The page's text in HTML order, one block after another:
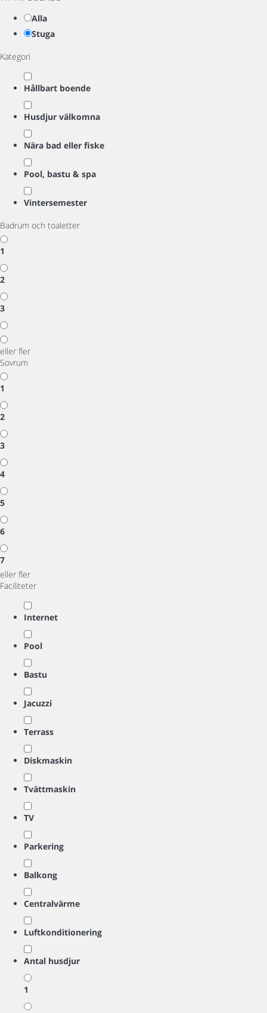
Alla
Stuga
Kategori
Hållbart boende
Husdjur välkomna
Nära bad eller fiske
Pool, bastu & spa
Vintersemester
Badrum och toaletter
1
2
3
eller fler
Sovrum
1
2
3
4
5
6
7
eller fler
Faciliteter
Internet
Pool
Bastu
Jacuzzi
Terrass
Diskmaskin
Tvättmaskin
TV
Parkering
Balkong
Centralvärme
Luftkonditionering
Antal husdjur
1